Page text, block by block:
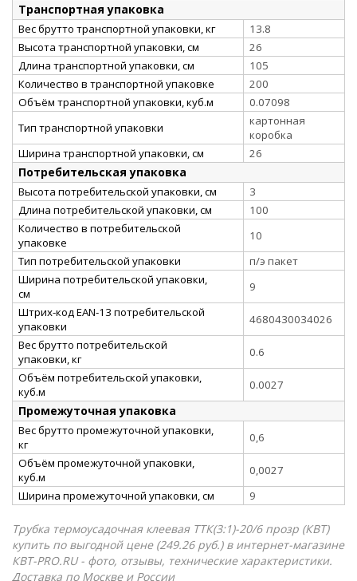
Транспортная упаковка
Вес брутто транспортной упаковки, кг
13.8
Высота транспортной упаковки, см
26
Длина транспортной упаковки, см
105
Количество в транспортной упаковке
200
Объём транспортной упаковки, куб.м
0.07098
Тип транспортной упаковки
картонная
коробка
Ширина транспортной упаковки, см
26
Потребительская упаковка
Высота потребительской упаковки, см
3
Длина потребительской упаковки, см
100
Количество в потребительской
упаковке
10
Тип потребительской упаковки
п/э пакет
Ширина потребительской упаковки,
см
9
Штрих-код EAN-13 потребительской
упаковки
4680430034026
Вес брутто потребительской
упаковки, кг
0.6
Объём потребительской упаковки,
куб.м
0.0027
Промежуточная упаковка
Вес брутто промежуточной упаковки,
кг
0,6
Объём промежуточной упаковки,
куб.м
0,0027
Ширина промежуточной упаковки, см
9
Трубка термоусадочная клеевая ТТК(3:1)-20/6 прозр (КВТ)
купить по выгодной цене (249.26 руб.) в интернет-магазине
КВТ-PRO.RU - фото, отзывы, технические характеристики.
Доставка по Москве и России